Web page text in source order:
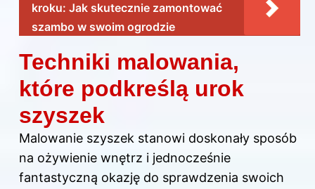
kroku: Jak skutecznie zamontować
szambo w swoim ogrodzie
Techniki malowania,
które podkreślą urok
szyszek
Malowanie szyszek stanowi doskonały sposób
na ożywienie wnętrz i jednocześnie
fantastyczną okazję do sprawdzenia swoich